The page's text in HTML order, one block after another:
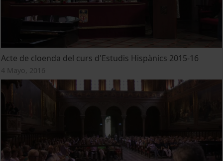
Acte de cloenda del curs d'Estudis Hispànics 2015-16
4 Mayo, 2016